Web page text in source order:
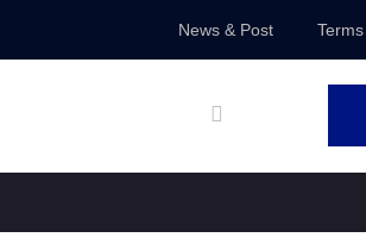
News & Post Terms